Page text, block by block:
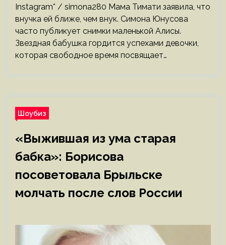
Instagram* / simona280 Мама Тимати заявила, что
внучка ей ближе, чем внук. Симона Юнусова
часто публикует снимки маленькой Алисы.
Звездная бабушка гордится успехами девочки,
которая свободное время посвящает…
Шоубиз
«Выжившая из ума старая
бабка»: Борисова
посоветовала Брыльске
молчать после слов России